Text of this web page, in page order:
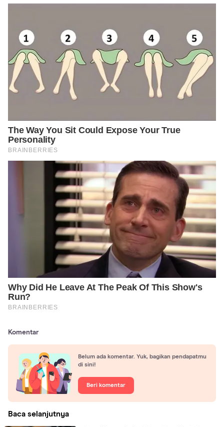
Komentar
Belum ada komentar. Yuk, bagikan pendapatmu
di sini!
Beri komentar
Baca selanjutnya